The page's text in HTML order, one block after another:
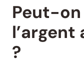
Peut-on
l’argent
?